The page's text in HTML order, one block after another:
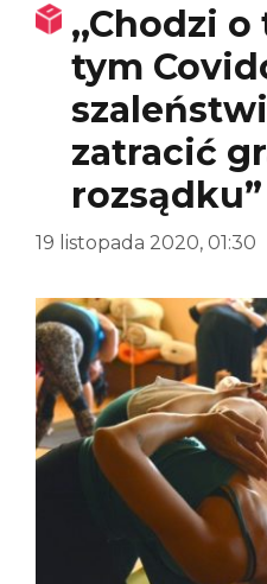
,,Chodzi o
tym
zatracić
rozsądku”
19 listopada 2020, 01:30